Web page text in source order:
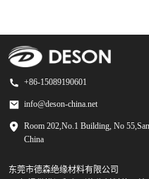
+86-15089190601
info@deson-china.net
Room 202,No.1 Building, No
China
东莞市德森绝缘材料有限公司